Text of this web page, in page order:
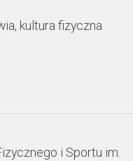
kultura fizyczna
i Sportu im.